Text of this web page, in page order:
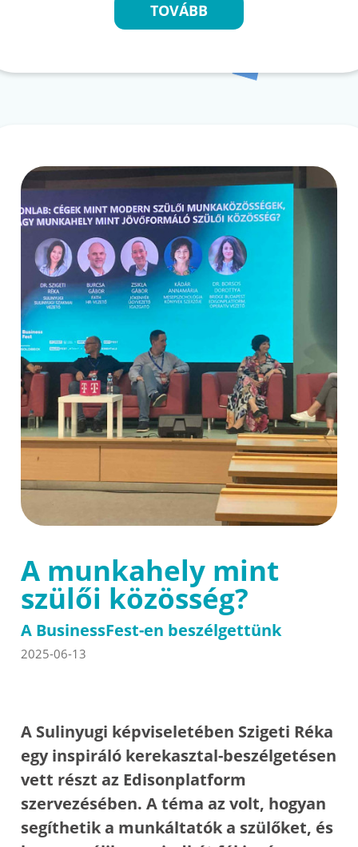
TOVÁBB
A munkahely mint
szülői közösség?
A BusinessFest-en beszélgettünk
2025-06-13
A Sulinyugi képviseletében Szigeti Réka
egy inspiráló kerekasztal-beszélgetésen
vett részt az Edisonplatform
szervezésében. A téma az volt, hogyan
segíthetik a munkáltatók a szülőket, és